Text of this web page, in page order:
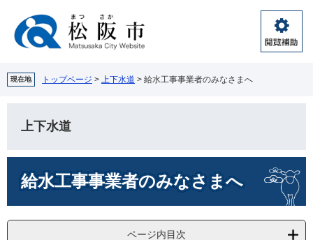
閲
覧
現在地 トップページ > 上下水道 > 給水工事事業者のみなさまへ
上下水道
給水工事事業者のみなさまへ
ページ内目次